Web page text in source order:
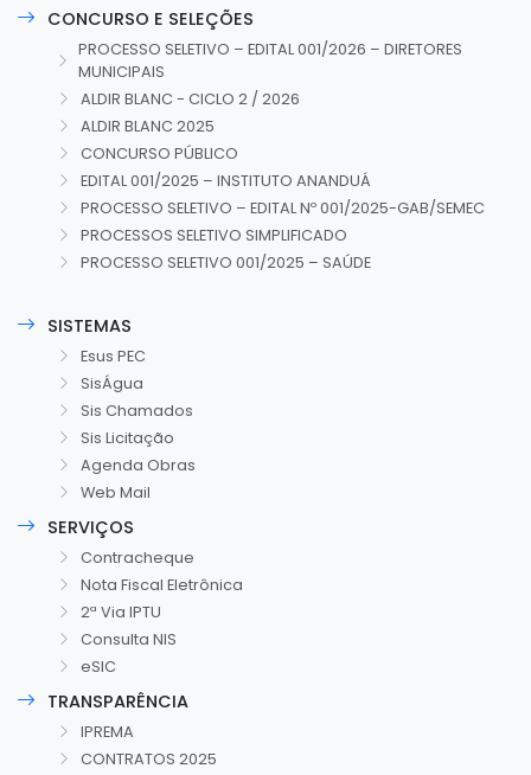
CONCURSO E SELEÇÕES
PROCESSO SELETIVO – EDITAL 001/2026 – DIRETORES
MUNICIPAIS
ALDIR BLANC - CICLO 2 / 2026
ALDIR BLANC 2025
CONCURSO PÚBLICO
EDITAL 001/2025 – INSTITUTO ANANDUÁ
PROCESSO SELETIVO – EDITAL Nº 001/2025-GAB/SEMEC
PROCESSOS SELETIVO SIMPLIFICADO
PROCESSO SELETIVO 001/2025 – SAÚDE
SISTEMAS
Esus PEC
SisÁgua
Sis Chamados
Sis Licitação
Agenda Obras
Web Mail
SERVIÇOS
Contracheque
Nota Fiscal Eletrônica
2ª Via IPTU
Consulta NIS
eSIC
TRANSPARÊNCIA
IPREMA
CONTRATOS 2025